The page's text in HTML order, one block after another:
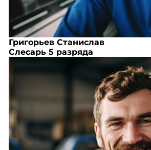
Григорьев Станислав
Слесарь 5 разряда